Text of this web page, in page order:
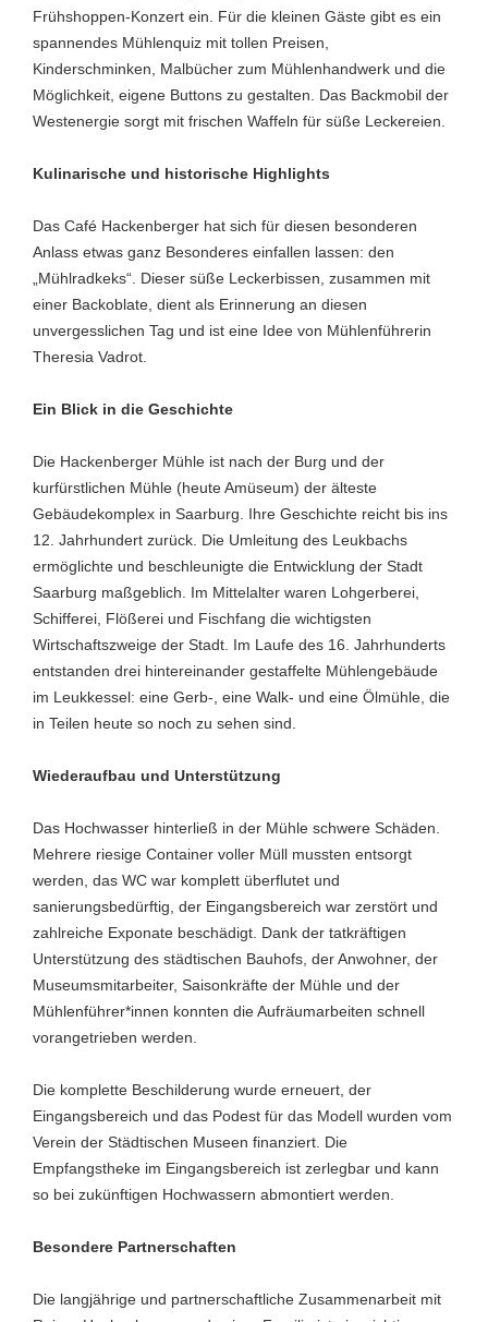
Frühshoppen-Konzert ein. Für die kleinen Gäste gibt es ein
spannendes Mühlenquiz mit tollen Preisen,
Kinderschminken, Malbücher zum Mühlenhandwerk und die
Möglichkeit, eigene Buttons zu gestalten. Das Backmobil der
Westenergie sorgt mit frischen Waffeln für süße Leckereien.
Kulinarische und historische Highlights
Das Café Hackenberger hat sich für diesen besonderen
Anlass etwas ganz Besonderes einfallen lassen: den
„Mühlradkeks“. Dieser süße Leckerbissen, zusammen mit
einer Backoblate, dient als Erinnerung an diesen
unvergesslichen Tag und ist eine Idee von Mühlenführerin
Theresia Vadrot.
Ein Blick in die Geschichte
Die Hackenberger Mühle ist nach der Burg und der
kurfürstlichen Mühle (heute Amüseum) der älteste
Gebäudekomplex in Saarburg. Ihre Geschichte reicht bis ins
12. Jahrhundert zurück. Die Umleitung des Leukbachs
ermöglichte und beschleunigte die Entwicklung der Stadt
Saarburg maßgeblich. Im Mittelalter waren Lohgerberei,
Schifferei, Flößerei und Fischfang die wichtigsten
Wirtschaftszweige der Stadt. Im Laufe des 16. Jahrhunderts
entstanden drei hintereinander gestaffelte Mühlengebäude
im Leukkessel: eine Gerb-, eine Walk- und eine Ölmühle, die
in Teilen heute so noch zu sehen sind.
Wiederaufbau und Unterstützung
Das Hochwasser hinterließ in der Mühle schwere Schäden.
Mehrere riesige Container voller Müll mussten entsorgt
werden, das WC war komplett überflutet und
sanierungsbedürftig, der Eingangsbereich war zerstört und
zahlreiche Exponate beschädigt. Dank der tatkräftigen
Unterstützung des städtischen Bauhofs, der Anwohner, der
Museumsmitarbeiter, Saisonkräfte der Mühle und der
Mühlenführer*innen konnten die Aufräumarbeiten schnell
vorangetrieben werden.
Die komplette Beschilderung wurde erneuert, der
Eingangsbereich und das Podest für das Modell wurden vom
Verein der Städtischen Museen finanziert. Die
Empfangstheke im Eingangsbereich ist zerlegbar und kann
so bei zukünftigen Hochwassern abmontiert werden.
Besondere Partnerschaften
Die langjährige und partnerschaftliche Zusammenarbeit mit